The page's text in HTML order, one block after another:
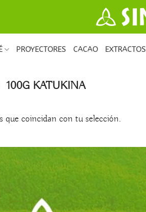
PROYECTORES CACAO EXTRACTOS
100G KATUKINA
que coincidan con tu selección.